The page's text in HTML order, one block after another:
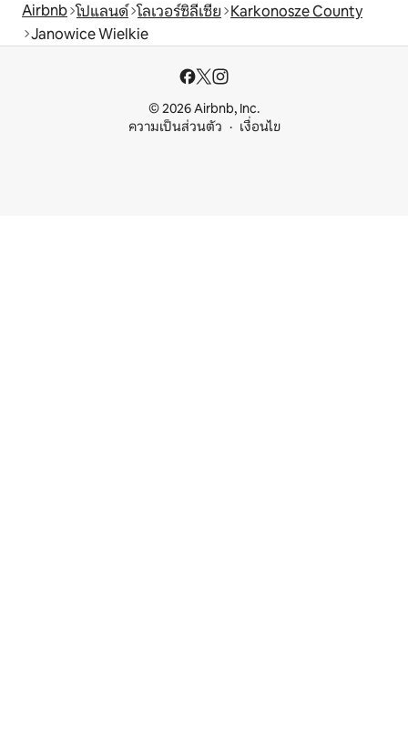
Airbnb โปแลนด์ โลเวอร์ซิลีเซีย Karkonosze County
Janowice Wielkie
© 2026 Airbnb, Inc.
ความเป็นส่วนตัว
เงื่อนไข